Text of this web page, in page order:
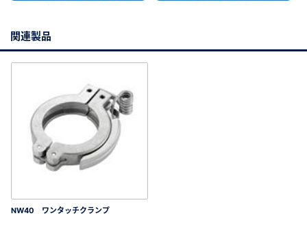
関連製品
NW40 ワンタッチクランプ